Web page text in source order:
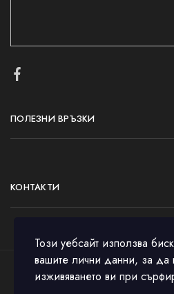
ПОЛЕЗНИ ВРЪЗКИ
КОНТАКТИ
Този уебсайт използва
вашите лични данни, за да
изживяването ви при